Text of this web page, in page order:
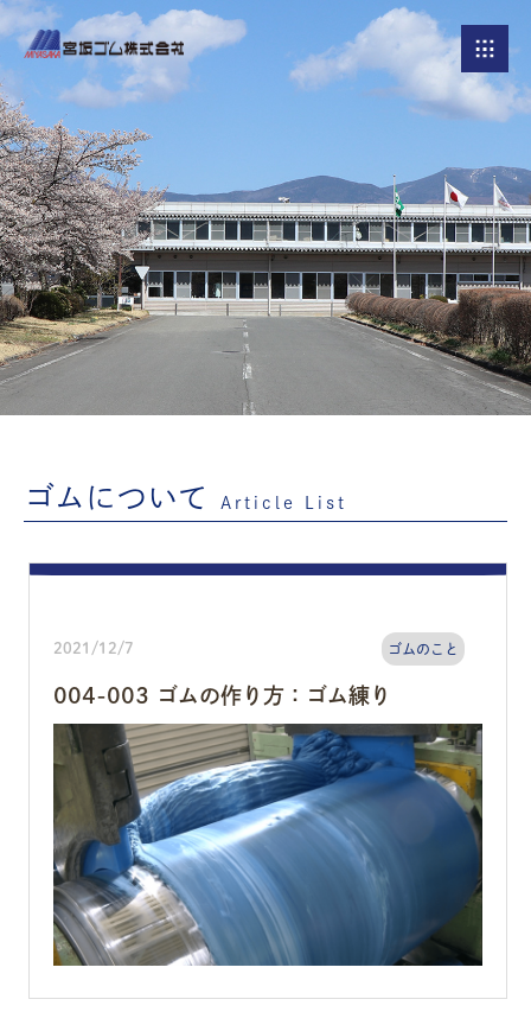
ゴムについて Article List
2021/12/7 ゴムのこと
004-003 ゴムの作り方：ゴム練り